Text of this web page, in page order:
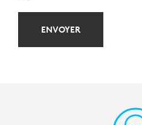
ENVOYER